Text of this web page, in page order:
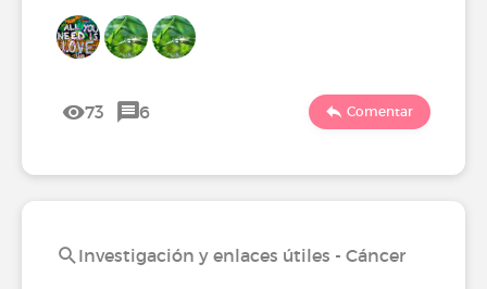
73 6 Comentar
Investigación y enlaces útiles - Cáncer